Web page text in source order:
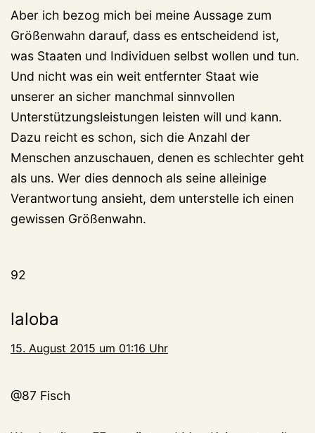
Aber ich bezog mich bei meine Aussage zum
Größenwahn darauf, dass es entscheidend ist,
was Staaten und Individuen selbst wollen und tun.
Und nicht was ein weit entfernter Staat wie
unserer an sicher manchmal sinnvollen
Unterstützungsleistungen leisten will und kann.
Dazu reicht es schon, sich die Anzahl der
Menschen anzuschauen, denen es schlechter geht
als uns. Wer dies dennoch als seine alleinige
Verantwortung ansieht, dem unterstelle ich einen
gewissen Größenwahn.
92
laloba
15. August 2015 um 01:16 Uhr
@87 Fisch